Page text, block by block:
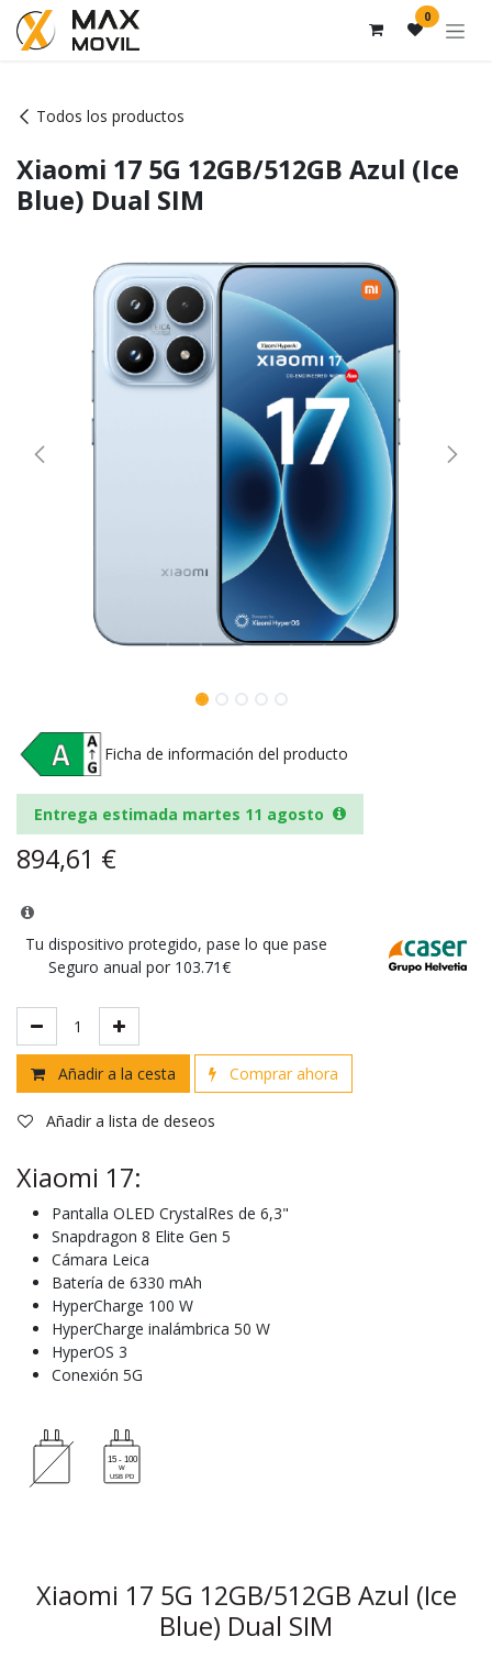
Ir al contenido 0
Todos los productos
Xiaomi 17 5G 12GB/512GB Azul (Ice
Blue) Dual SIM
Ficha de información del producto
Entrega estimada martes 11 agosto
894,61 €
Tu dispositivo protegido, pase lo que pase
Seguro anual por 103.71€
Añadir a la cesta Comprar ahora
Añadir a lista de deseos
Xiaomi 17:
Pantalla OLED CrystalRes de 6,3"
Snapdragon 8 Elite Gen 5
Cámara Leica
Batería de 6330 mAh
HyperCharge 100 W
HyperCharge inalámbrica 50 W
HyperOS 3
Conexión 5G
Xiaomi 17 5G 12GB/512GB Azul (Ice
Blue) Dual SIM